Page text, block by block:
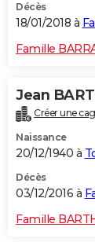
Décès
18/01/2018 à
Famille
Jean
Créer une
Naissance
20/12/1940 à
Décès
03/12/2016 à
Famille